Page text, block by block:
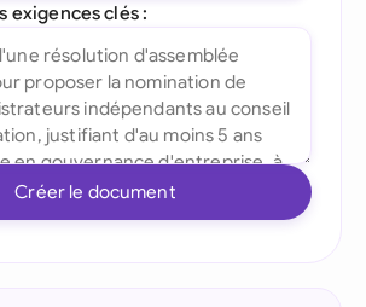
exigences clés :
Créer le document